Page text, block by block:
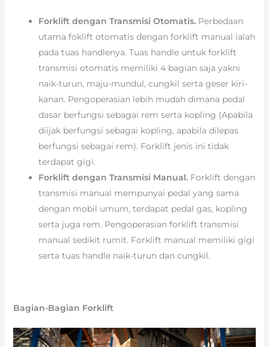
Forklift dengan Transmisi Otomatis. Perbedaan
utama foklift otomatis dengan forklift manual ialah
pada tuas handlenya. Tuas handle untuk forklift
transmisi otomatis memiliki 4 bagian saja yakni
naik-turun, maju-mundul, cungkil serta geser kiri-
kanan. Pengoperasian lebih mudah dimana pedal
dasar berfungsi sebagai rem serta kopling (Apabila
diijak berfungsi sebagai kopling, apabila dilepas
berfungsi sebagai rem). Forklift jenis ini tidak
terdapat gigi.
Forklift dengan Transmisi Manual.Forklift dengan
transmisi manual mempunyai pedal yang sama
dengan mobil umum, terdapat pedal gas, kopling
serta juga rem. Pengoperasian forklift transmisi
manual sedikit rumit. Forklift manual memiliki gigi
serta tuas handle naik-turun dan cungkil.
Bagian-Bagian Forklift